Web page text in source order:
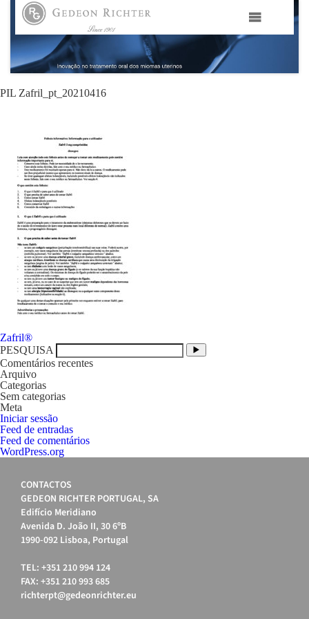
HOME
GEDEON RICHTER PORTUGAL
ÁREAS TERAPÊUTICAS
MEDIA
CONTACTOS
FAMA
PIL Zafril_pt_20210416
Navegação
de
artigos
Zafril®
PESQUISA
Comentários recentes
Arquivo
Categorias
Sem categorias
Meta
Iniciar sessão
Feed de entradas
Feed de comentários
WordPress.org
CONTACTOS
GEDEON RICHTER PORTUGAL, SA
Edifício Meridiano
Avenida D. João II, 30 6ºB
1990-092 Lisboa, Portugal
TEL: +351 210 994 124
FAX: +351 210 993 685
richterpt@gedeonrichter.eu